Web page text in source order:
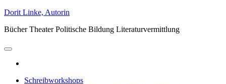
Skip
the
Dorit Linke, Autorin
Bücher Theater Politische Bildung Literaturvermittlung
Schreibworkshops